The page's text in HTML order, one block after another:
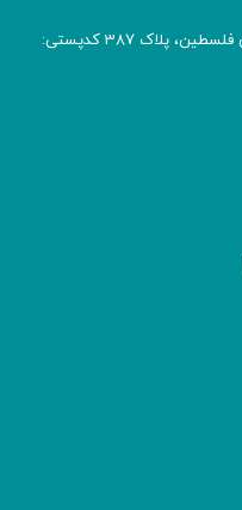
آدرس: پسـتی تهران، خیابان طالقانی، میدان فلسطین، پلاک 387 کدپستی: